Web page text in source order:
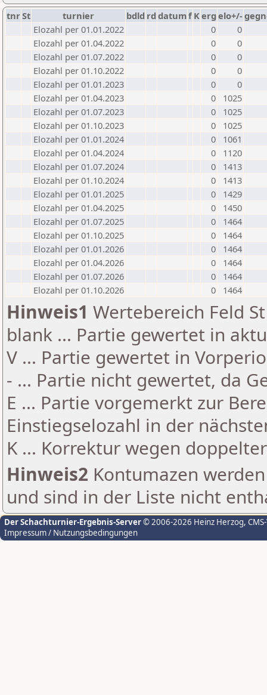
tnrSt turnier bdld rd datumf Kerg elo+/-
Elozahl per 01.01.2022
0
0
Elozahl per 01.04.2022
0
0
Elozahl per 01.07.2022
0
0
Elozahl per 01.10.2022
0
0
Elozahl per 01.01.2023
0
0
Elozahl per 01.04.2023
0
1025
Elozahl per 01.07.2023
0
1025
Elozahl per 01.10.2023
0
1025
Elozahl per 01.01.2024
0
1061
Elozahl per 01.04.2024
0
1120
Elozahl per 01.07.2024
0
1413
Elozahl per 01.10.2024
0
1413
Elozahl per 01.01.2025
0
1429
Elozahl per 01.04.2025
0
1450
Elozahl per 01.07.2025
0
1464
Elozahl per 01.10.2025
0
1464
Elozahl per 01.01.2026
0
1464
Elozahl per 01.04.2026
0
1464
Elozahl per 01.07.2026
0
1464
Elozahl per 01.10.2026
0 1464
Hinweis1 Wertebereich Feld
blank ... Partie gewertet in
V ... Partie gewertet in
- ... Partie nicht gewertet, da
E ... Partie vorgemerkt zur
Einstiegselozahl in der
K ... Korrektur wegen
Hinweis2 Kontumazen
und sind in der Liste nicht
Der Schachturnier-Ergebnis-Server© 2006-2026 Heinz Herzog,
Impressum / Nutzungsbedingungen